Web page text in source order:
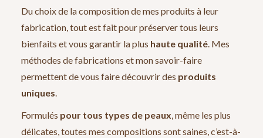
Du choix de la composition de mes produits à leur
fabrication, tout est fait pour préserver tous leurs
bienfaits et vous garantir la plus haute qualité. Mes
méthodes de fabrications et mon savoir-faire
permettent de vous faire découvrir des produits
uniques.
Formulés pour tous types de peaux, même les plus
délicates, toutes mes compositions sont saines, c’est-à-